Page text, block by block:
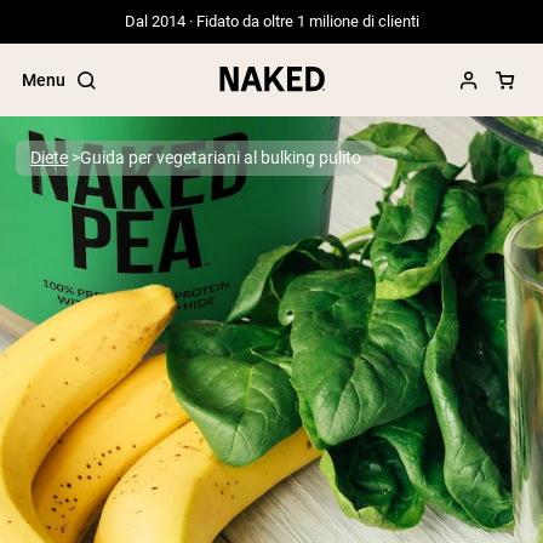
Dal 2014 · Fidato da oltre 1 milione di clienti
Menu
Termini di ricerca popolari
”Protein Powder“
”Overnight Oats“
”Vegan protein“
”Collagen“
”Micellar Casein“
PROTEIN POWDERSBest Seller
Proteina di piselli
Proteine del Siero di Latte da
Peptidi di collagene
Diete Guida per vegetariani al bulking pulito